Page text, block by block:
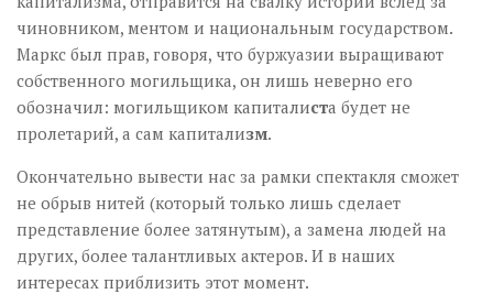
чиновником, ментом и национальным государством.
Маркс был прав, говоря, что буржуазии выращивают
собственного могильщика, он лишь неверно его
обозначил: могильщиком капиталиста будет не
пролетарий, а сам капитализм.
Окончательно вывести нас за рамки спектакля сможет
не обрыв нитей (который только лишь сделает
представление более затянутым), а замена людей на
других, более талантливых актеров. И в наших
интересах приблизить этот момент.